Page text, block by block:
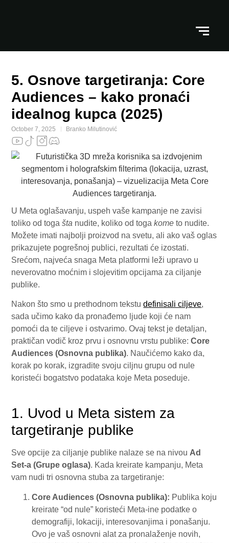
5. Osnove targetiranja: Core
Audiences – kako pronaći
idealnog kupca (2025)
October 7, 2025 Branko Milutinović
U Meta oglašavanju, uspeh vaše kampanje ne zavisi
toliko od togašta nudite, koliko od togakome to nudite.
Možete imati najbolji proizvod na svetu, ali ako vaš oglas
prikazujete pogrešnoj publici, rezultati će izostati.
Srećom, najveća snaga Meta platformi leži upravo u
neverovatno moćnim i slojevitim opcijama za ciljanje
publike.
Nakon što smo u prethodnom tekstudefinisali ciljeve,
sada učimo kako da pronađemo ljude koji će nam
pomoći da te ciljeve i ostvarimo. Ovaj tekst je detaljan,
praktičan vodič kroz prvu i osnovnu vrstu publike:Core
Audiences (Osnovna publika). Naučićemo kako da,
korak po korak, izgradite svoju ciljnu grupu od nule
koristeći bogatstvo podataka koje Meta poseduje.
1. Uvod u Meta sistem za
targetiranje publike
Sve opcije za ciljanje publike nalaze se na nivou Ad
Set-a (Grupe oglasa). Kada kreirate kampanju, Meta
vam nudi tri osnovna stuba za targetiranje:
Core Audiences (Osnovna publika): Publika koju
kreirate “od nule” koristeći Meta-ine podatke o
demografiji, lokaciji, interesovanjima i ponašanju.
Ovo je vaš osnovni alat za pronalaženje novih,